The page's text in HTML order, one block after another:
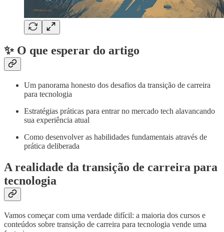
✨ O que esperar do artigo
Um panorama honesto dos desafios da transição de carreira
para tecnologia
Estratégias práticas para entrar no mercado tech alavancando
sua experiência atual
Como desenvolver as habilidades fundamentais através de
prática deliberada
A realidade da transição de carreira para
tecnologia
Vamos começar com uma verdade difícil: a maioria dos cursos e
conteúdos sobre transição de carreira para tecnologia vende uma